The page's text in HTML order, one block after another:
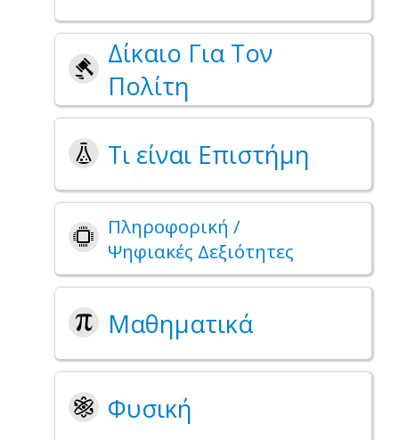
Δίκαιο Για Τον
Πολίτη
Tι είναι Επιστήμη
Πληροφορική /
Ψηφιακές Δεξιότητες
Μαθηματικά
Φυσική